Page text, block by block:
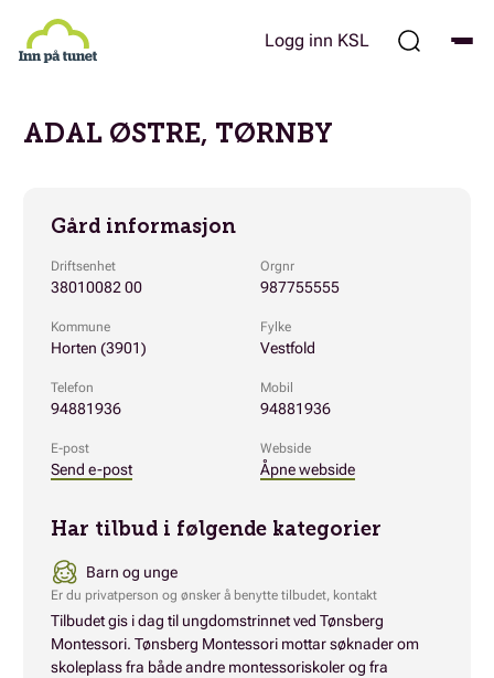
hovedinnhold
Logg inn KSL
ADAL ØSTRE, TØRNBY
Gård informasjon
Driftsenhet
38010082 00
Orgnr
987755555
Kommune
Horten (3901)
Fylke
Vestfold
Telefon
94881936
Mobil
94881936
E-post
Send e-post
Webside
Åpne webside
Har tilbud i følgende kategorier
Barn og unge
Er du privatperson og ønsker å benytte tilbudet, kontakt
Tilbudet gis i dag til ungdomstrinnet ved Tønsberg
Montessori. Tønsberg Montessori mottar søknader om
skoleplass fra både andre montessoriskoler og fra